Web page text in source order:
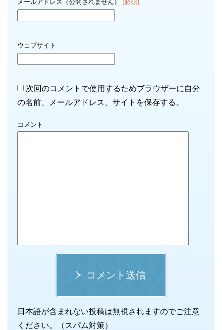
メールアドレス（公開されません） (必須)
ウェブサイト
次回のコメントで使用するためブラウザーに自分
の名前、メールアドレス、サイトを保存する。
コメント
コメント送信
日本語が含まれない投稿は無視されますのでご注意
ください。（スパム対策）